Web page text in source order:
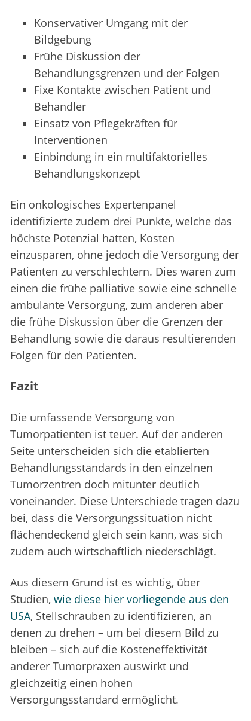
Konservativer Umgang mit der
Bildgebung
Frühe Diskussion der
Behandlungsgrenzen und der Folgen
Fixe Kontakte zwischen Patient und
Behandler
Einsatz von Pflegekräften für
Interventionen
Einbindung in ein multifaktorielles
Behandlungskonzept
Ein onkologisches Expertenpanel
identifizierte zudem drei Punkte, welche das
höchste Potenzial hatten, Kosten
einzusparen, ohne jedoch die Versorgung der
Patienten zu verschlechtern. Dies waren zum
einen die frühe palliative sowie eine schnelle
ambulante Versorgung, zum anderen aber
die frühe Diskussion über die Grenzen der
Behandlung sowie die daraus resultierenden
Folgen für den Patienten.
Fazit
Die umfassende Versorgung von
Tumorpatienten ist teuer. Auf der anderen
Seite unterscheiden sich die etablierten
Behandlungsstandards in den einzelnen
Tumorzentren doch mitunter deutlich
voneinander. Diese Unterschiede tragen dazu
bei, dass die Versorgungssituation nicht
flächendeckend gleich sein kann, was sich
zudem auch wirtschaftlich niederschlägt.
Aus diesem Grund ist es wichtig, über
Studien, wie diese hier vorliegende aus den
USA, Stellschrauben zu identifizieren, an
denen zu drehen – um bei diesem Bild zu
bleiben – sich auf die Kosteneffektivität
anderer Tumorpraxen auswirkt und
gleichzeitig einen hohen
Versorgungsstandard ermöglicht.